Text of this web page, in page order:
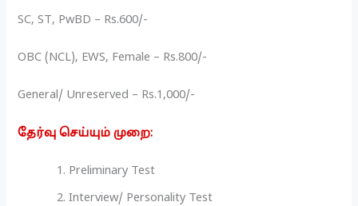
SC, ST, PwBD – Rs.600/-
OBC (NCL), EWS, Female – Rs.800/-
General/ Unreserved – Rs.1,000/-
தேர்வு செய்யும் முறை:
Preliminary Test
Interview/ Personality Test